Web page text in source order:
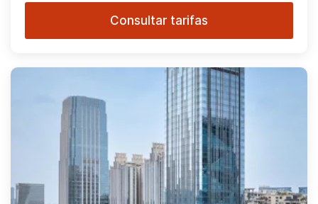
Consultar tarifas